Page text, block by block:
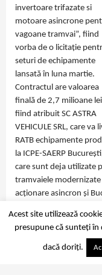
invertoare trifazate si
motoare asincrone
vagoane tramvai”, fiind
vorba de o licitație
seturi de echipamente
lansată în luna martie.
Contractul are valoarea
finală de 2,7 milioane
fiind atribuit SC ASTRA
VEHICULE SRL, care va
RATB echipamente
la ICPE-SAERP
care sunt deja utilizate
tramvaiele modernizate
acționare asincron și
Acest site utilizează
presupune că sunteți
dacă doriți.